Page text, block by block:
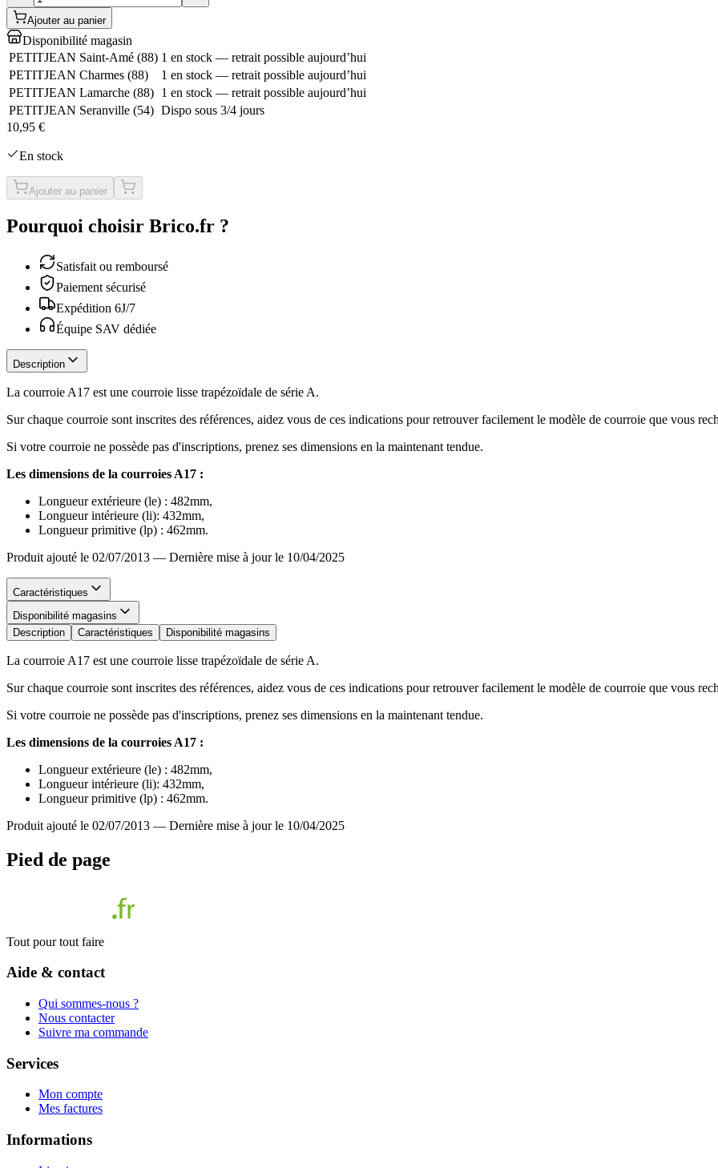
Ajouter au panier
Disponibilité magasin
PETITJEAN Saint-Amé (88) 1 en stock — retrait possible aujourd’hui
PETITJEAN Charmes (88)
1 en stock — retrait possible aujourd’hui
PETITJEAN Lamarche (88) 1 en stock — retrait possible aujourd’hui
PETITJEAN Seranville (54) Dispo sous 3/4 jours
10,95 €
En stock
Ajouter au panier
Pourquoi choisir Brico.fr ?
Satisfait ou remboursé
Paiement sécurisé
Expédition 6J/7
Équipe SAV dédiée
Description
La courroie A17 est une courroie lisse trapézoïdale de série A.
Sur chaque courroie sont inscrites des références, aidez vous de ces indications pour retrouver facilement le modèle de courroie que vous
Si votre courroie ne possède pas d'inscriptions, prenez ses dimensions en la maintenant tendue.
Les dimensions de la courroies A17 :
Longueur extérieure (le) : 482mm,
Longueur intérieure (li): 432mm,
Longueur primitive (lp) : 462mm.
Produit ajouté le 02/07/2013 — Dernière mise à jour le 10/04/2025
Caractéristiques
Disponibilité magasins
Description
Caractéristiques Disponibilité magasins
La courroie A17 est une courroie lisse trapézoïdale de série A.
Sur chaque courroie sont inscrites des références, aidez vous de ces indications pour retrouver facilement le modèle de courroie que vous
Si votre courroie ne possède pas d'inscriptions, prenez ses dimensions en la maintenant tendue.
Les dimensions de la courroies A17 :
Longueur extérieure (le) : 482mm,
Longueur intérieure (li): 432mm,
Longueur primitive (lp) : 462mm.
Produit ajouté le 02/07/2013 — Dernière mise à jour le 10/04/2025
Pied de page
Tout pour tout faire
Aide & contact
Qui sommes-nous ?
Nous contacter
Suivre ma commande
Services
Mon compte
Mes factures
Informations